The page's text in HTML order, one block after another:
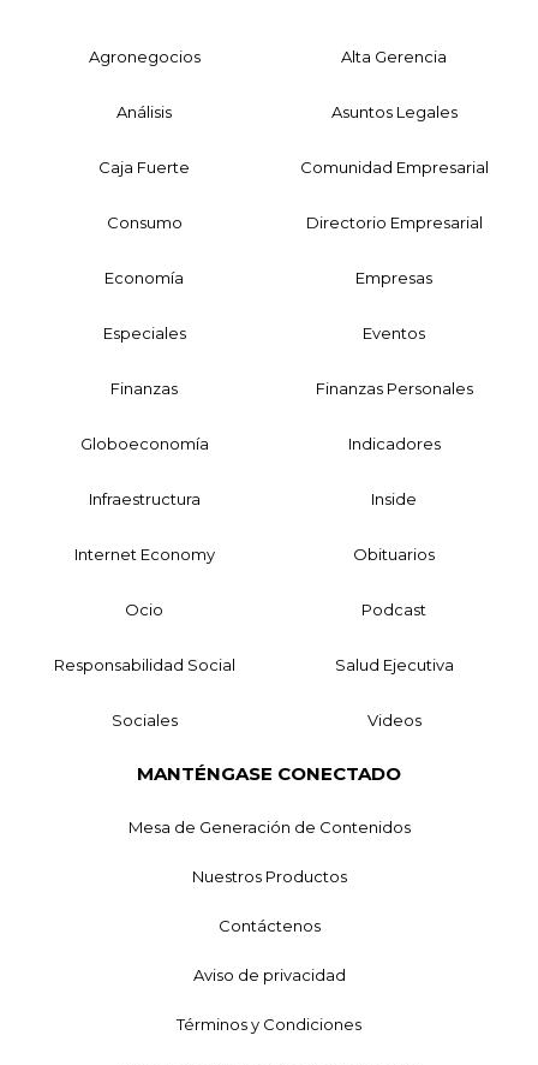
Agronegocios Alta Gerencia
Análisis Asuntos Legales
Caja Fuerte Comunidad Empresarial
Consumo Directorio Empresarial
Economía Empresas
Especiales Eventos
Finanzas Finanzas Personales
Globoeconomía Indicadores
Infraestructura Inside
Internet Economy Obituarios
Ocio Podcast
Responsabilidad Social Salud Ejecutiva
Sociales Videos
MANTÉNGASE CONECTADO
Mesa de Generación de Contenidos
Nuestros Productos
Contáctenos
Aviso de privacidad
Términos y Condiciones